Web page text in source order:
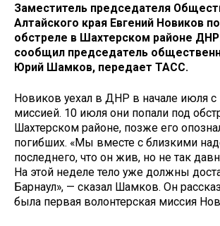
Заместитель председателя
Алтайского края Евгений Новиков
обстреле в Шахтерском районе
сообщил председатель
Юрий Шамков, передает ТАСС.
Новиков уехал в ДНР в начале июля с
миссией. 10 июля они попали под
Шахтерском районе, позже его
погибших. «Мы вместе с близкими
последнего, что он жив, но не так
На этой неделе тело уже должны
Барнаул», — сказал Шамков. Он
была первая волонтерская миссия